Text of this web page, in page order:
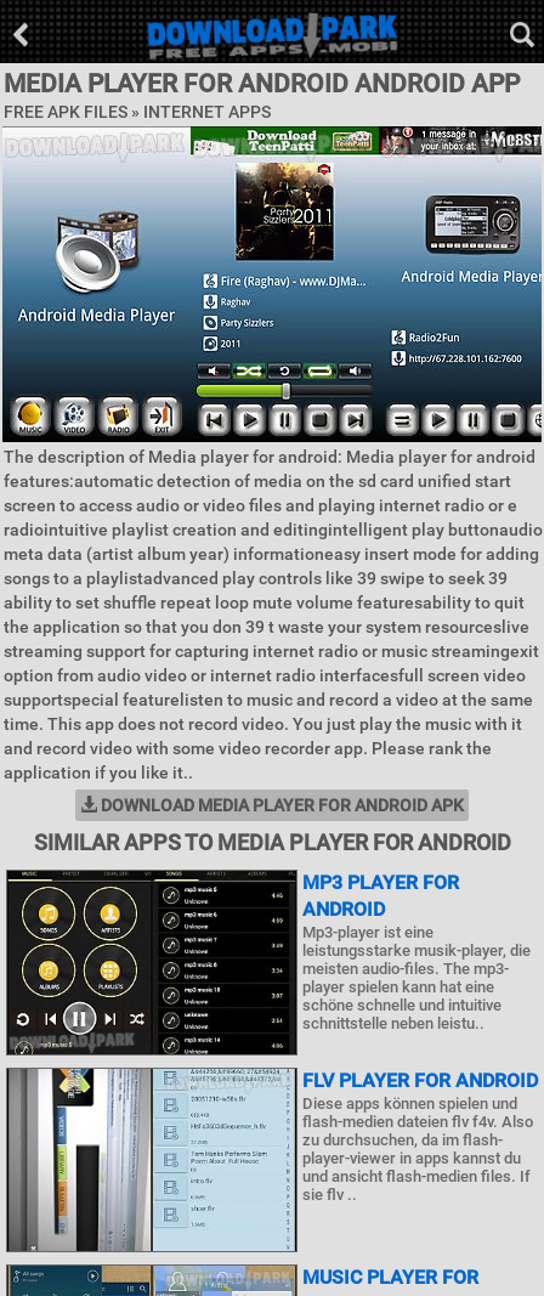
MEDIA PLAYER FOR ANDROID ANDROID APP
FREE APK FILES » INTERNET APPS
The description of Media player for android: Media player for android
features:automatic detection of media on the sd card unified start
screen to access audio or video files and playing internet radio or e
radiointuitive playlist creation and editingintelligent play buttonaudio
meta data (artist album year) informationeasy insert mode for adding
songs to a playlistadvanced play controls like 39 swipe to seek 39
ability to set shuffle repeat loop mute volume featuresability to quit
the application so that you don 39 t waste your system resourceslive
streaming support for capturing internet radio or music streamingexit
option from audio video or internet radio interfacesfull screen video
supportspecial featurelisten to music and record a video at the same
time. This app does not record video. You just play the music with it
and record video with some video recorder app. Please rank the
application if you like it..
DOWNLOAD MEDIA PLAYER FOR ANDROID APK
SIMILAR APPS TO MEDIA PLAYER FOR ANDROID
MP3 PLAYER FOR
ANDROID
Mp3-player ist eine
leistungsstarke musik-player, die
meisten audio-files. The mp3-
player spielen kann hat eine
schöne schnelle und intuitive
schnittstelle neben leistu..
FLV PLAYER FOR ANDROID
Diese apps können spielen und
flash-medien dateien flv f4v. Also
zu durchsuchen, da im flash-
player-viewer in apps kannst du
und ansicht flash-medien files. If
sie flv ..
MUSIC PLAYER FOR